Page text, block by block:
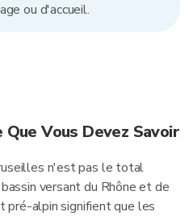
ou d'accueil.
Que Vous Devez Savoir
n'est pas le total
versant du Rhône et de
pré-alpin signifient que les